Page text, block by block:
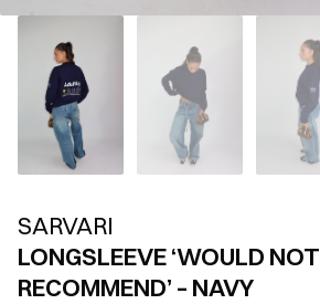
SARVARI
LONGSLEEVE ‘WOULD NOT
RECOMMEND’ – NAVY